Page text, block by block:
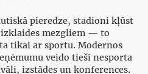
pieredze, stadioni kļūst
mezgliem — to
tikai ar sportu. Modernos
veido tieši nesporta
izstādes un konferences.